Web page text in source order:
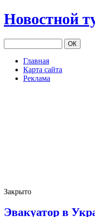
Новостной
Главная
Карта сайта
Реклама
Закрыто
Эвакуатор в